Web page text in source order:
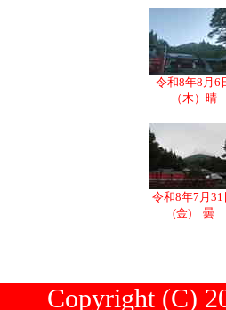
令和8年8月6
（木）晴
令和8年7月31
(金) 曇
Copyright (C)